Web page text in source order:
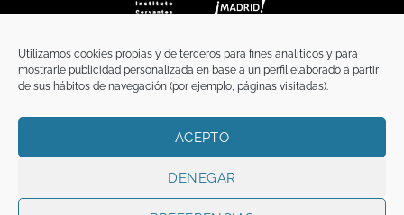
Utilizamos cookies propias y de terceros para fines analíticos y para
mostrarle publicidad personalizada en base a un perfil elaborado a partir
de sus hábitos de navegación (por ejemplo, páginas visitadas).
ACEPTO
DENEGAR
TÉRMINOS Y CONDICIONES
Copyright 2026 ©FunciFUNCI es titular de los derechos de propiedad